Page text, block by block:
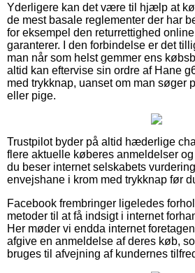
Yderligere kan det være til hjælp at
de mest basale reglementer der har
for eksempel den returrettighed
garanterer. I den forbindelse er det
man når som helst gemmer ens
altid kan eftervise sin ordre af Hane
med trykknap, uanset om man søger
eller pige.
Trustpilot byder på altid hæderlige
flere aktuelle køberes anmeldelser
du beser internet selskabets
envejshane i krom med trykknap før
Facebook frembringer ligeledes
metoder til at få indsigt i internet
Her møder vi endda internet
afgive en anmeldelse af deres køb,
bruges til afvejning af kundernes